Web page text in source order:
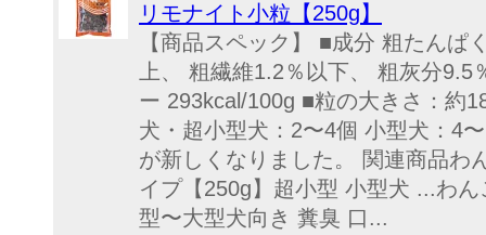
リモナイト小粒【250g】
【商品スペック】 ■成分 粗たんぱ
上、 粗繊維1.2％以下、 粗灰分
ー 293kcal/100g ■粒の大きさ：約
犬・超小型犬：2〜4個 小型犬：4
が新しくなりました。 関連商品わ
イプ【250g】超小型 小型犬 ...わ
型〜大型犬向き 糞臭 口...